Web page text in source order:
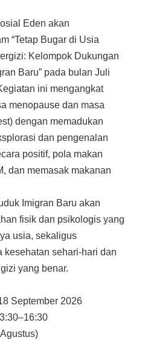
Eden akan
“Tetap Bugar di Usia
Kelompok Dukungan
Baru” pada bulan Juli
ini mengangkat
menopause dan masa
dengan memadukan
dan pengenalan
positif, pola makan
dan memasak makanan
Imigran Baru akan
fisik dan psikologis yang
usia, sekaligus
kesehatan sehari-hari dan
yang benar.
September 2026